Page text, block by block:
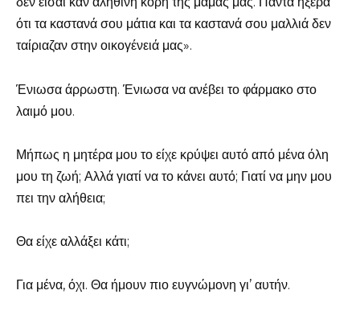
ότι τα καστανά σου μάτια και τα καστανά σου μαλλιά δεν
ταίριαζαν στην οικογένειά μας».
Ένιωσα άρρωστη. Ένιωσα να ανέβει το φάρμακο στο
λαιμό μου.
Μήπως η μητέρα μου το είχε κρύψει αυτό από μένα όλη
μου τη ζωή; Αλλά γιατί να το κάνει αυτό; Γιατί να μην μου
πει την αλήθεια;
Θα είχε αλλάξει κάτι;
Για μένα, όχι. Θα ήμουν πιο ευγνώμονη γι’ αυτήν.